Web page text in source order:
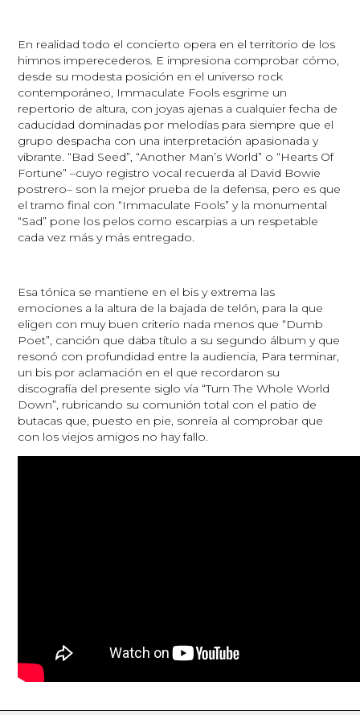
En realidad todo el concierto opera en el territorio de los
himnos imperecederos. E impresiona comprobar cómo,
desde su modesta posición en el universo rock
contemporáneo, Immaculate Fools esgrime un
repertorio de altura, con joyas ajenas a cualquier fecha de
caducidad dominadas por melodías para siempre que el
grupo despacha con una interpretación apasionada y
vibrante. “Bad Seed”, “Another Man’s World” o “Hearts Of
Fortune” –cuyo registro vocal recuerda al David Bowie
postrero– son la mejor prueba de la defensa, pero es que
el tramo final con “Immaculate Fools” y la monumental
“Sad” pone los pelos como escarpias a un respetable
cada vez más y más entregado.
Esa tónica se mantiene en el bis y extrema las
emociones a la altura de la bajada de telón, para la que
eligen con muy buen criterio nada menos que “Dumb
Poet”, canción que daba título a su segundo álbum y que
resonó con profundidad entre la audiencia, Para terminar,
un bis por aclamación en el que recordaron su
discografía del presente siglo vía “Turn The Whole World
Down”, rubricando su comunión total con el patio de
butacas que, puesto en pie, sonreía al comprobar que
con los viejos amigos no hay fallo.